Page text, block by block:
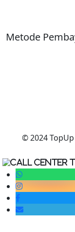
Metode
© 2024